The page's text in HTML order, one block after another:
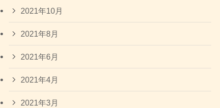
2021年10月
2021年8月
2021年6月
2021年4月
2021年3月